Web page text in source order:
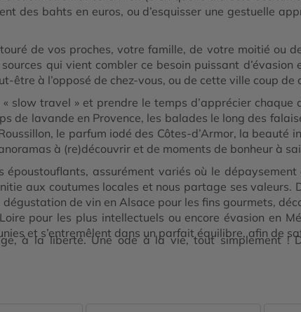
des bahts en euros, ou d’esquisser une gestuelle
de vos proches, votre famille, de votre moitié ou
qui vient combler ce besoin puissant
être à l’opposé de chez-vous, ou de cette ville coup
slow travel » et prendre le temps d’apprécier
de lavande en Provence, les balades le long des
le parfum iodé des Côtes-d’Armor, la beauté
à (re)découvrir et de moments de bonheur à
époustouflants, assurément variés où le
aux coutumes locales et nous partage ses valeurs.
de vin en Alsace pour les fins gourmets,
pour les plus intellectuels ou encore évasion en
et s’entremêlent dans un parfait équilibre, afin de
à la liberté. Une ode à la vie, tout simplement !